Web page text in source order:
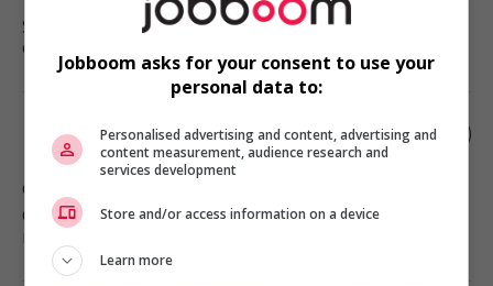
Services sociaux, sciences sociales
et éducation
Estimateur en revêtement extérieur
Gatineau
Construction, production et
Jobboom asks for your consent to use your
personal data to:
Personalised advertising and content, advertising and
content measurement, audience research and
services development
Store and/or access information on a device
Learn more